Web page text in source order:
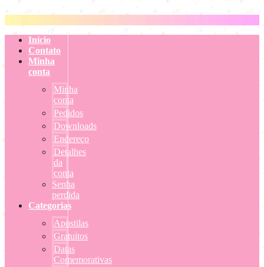
Início
Contato
Minha
conta
Minha
conta
Pedidos
Downloads
Endereço
Detalhes
da
conta
Senha
perdida
Categorias
Apostilas
Gratuitos
Datas
Comemorativas